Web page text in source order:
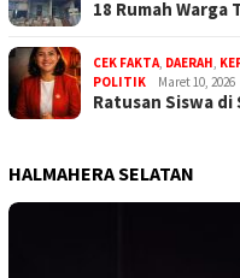
18 Rumah
CEK FAKTA, DAERAH,
POLITIK
Maret 10, 2026
Ratusan Siswa
HALMAHERA SELATAN